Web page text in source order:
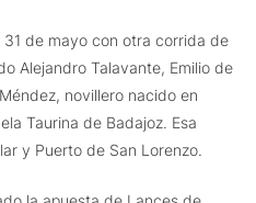
de mayo con otra corrida de
Alejandro Talavante, Emilio de
novillero nacido en
Taurina de Badajoz. Esa
y Puerto de San Lorenzo.